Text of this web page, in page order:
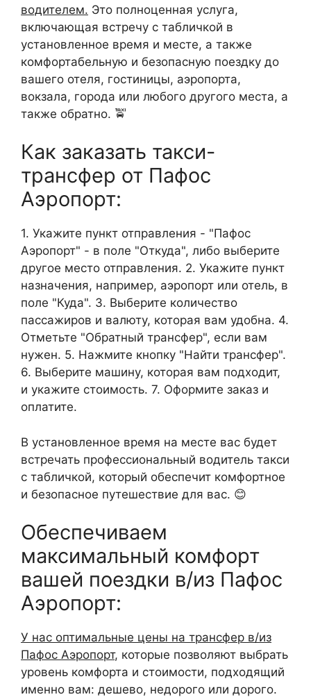
водителем. Это полноценная услуга,
включающая встречу с табличкой в
установленное время и месте, а также
комфортабельную и безопасную поездку до
вашего отеля, гостиницы, аэропорта,
вокзала, города или любого другого места, а
также обратно. 🚖
Как заказать такси-
трансфер от Пафос
Аэропорт:
1. Укажите пункт отправления - "Пафос
Аэропорт" - в поле "Откуда", либо выберите
другое место отправления. 2. Укажите пункт
назначения, например, аэропорт или отель, в
поле "Куда". 3. Выберите количество
пассажиров и валюту, которая вам удобна. 4.
Отметьте "Обратный трансфер", если вам
нужен. 5. Нажмите кнопку "Найти трансфер".
6. Выберите машину, которая вам подходит,
и укажите стоимость. 7. Оформите заказ и
оплатите.
В установленное время на месте вас будет
встречать профессиональный водитель такси
с табличкой, который обеспечит комфортное
и безопасное путешествие для вас. 😊
Обеспечиваем
максимальный комфорт
вашей поездки в/из Пафос
Аэропорт:
У нас оптимальные цены на трансфер в/из
Пафос Аэропорт, которые позволяют выбрать
уровень комфорта и стоимости, подходящий
именно вам: дешево, недорого или дорого.